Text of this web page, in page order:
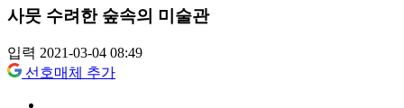
사뭇 수려한 숲속의 미술관
입력 2021-03-04 08:49
선호매체 추가